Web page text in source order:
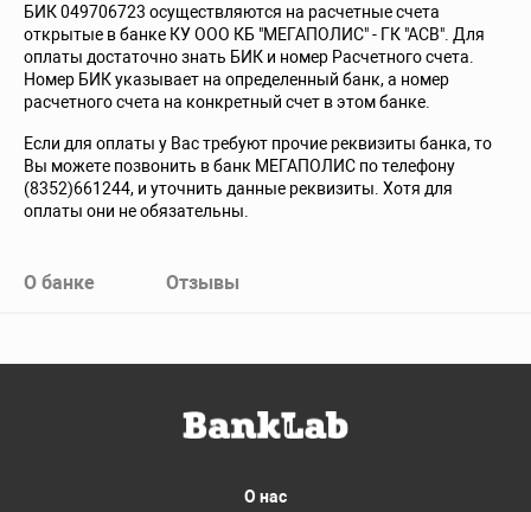
БИК 049706723 осуществляются на расчетные счета
открытые в банке КУ ООО КБ "МЕГАПОЛИС" - ГК "АСВ". Для
оплаты достаточно знать БИК и номер Расчетного счета.
Номер БИК указывает на определенный банк, а номер
расчетного счета на конкретный счет в этом банке.
Если для оплаты у Вас требуют прочие реквизиты банка, то
Вы можете позвонить в банк МЕГАПОЛИС по телефону
(8352)661244, и уточнить данные реквизиты. Хотя для
оплаты они не обязательны.
О банке Отзывы
О нас